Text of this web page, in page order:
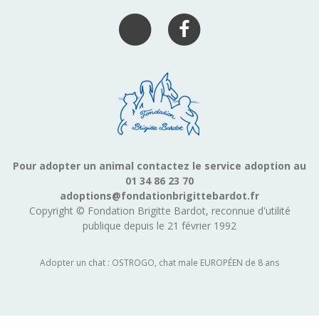
Pour adopter un animal contactez le service adoption au
01 34 86 23 70
adoptions@fondationbrigittebardot.fr
Copyright © Fondation Brigitte Bardot, reconnue d'utilité
publique depuis le 21 février 1992
Adopter un chat : OSTROGO, chat male EUROPÉEN de 8 ans